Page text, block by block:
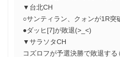
▼台北CH
○サンティラン、クォンが1R突
●ダッヒ[7]が敗退(>_<)
▼サラソタCH
コズロフが予選決勝で敗退す